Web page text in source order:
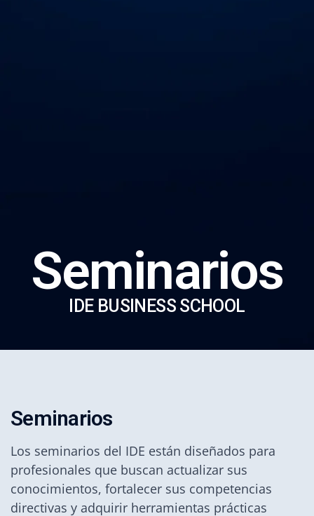
Seminarios
IDE BUSINESS SCHOOL
Seminarios
Los seminarios del IDE están diseñados para
profesionales que buscan actualizar sus
conocimientos, fortalecer sus competencias
directivas y adquirir herramientas prácticas